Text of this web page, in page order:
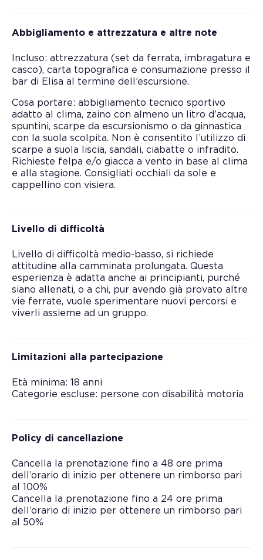
Abbigliamento e attrezzatura e altre note
Incluso: attrezzatura (set da ferrata, imbragatura e
casco), carta topografica e consumazione presso il
bar di Elisa al termine dell’escursione.
Cosa portare: abbigliamento tecnico sportivo
adatto al clima, zaino con almeno un litro d’acqua,
spuntini, scarpe da escursionismo o da ginnastica
con la suola scolpita. Non è consentito l’utilizzo di
scarpe a suola liscia, sandali, ciabatte o infradito.
Richieste felpa e/o giacca a vento in base al clima
e alla stagione. Consigliati occhiali da sole e
cappellino con visiera.
Livello di difficoltà
Livello di difficoltà medio-basso, si richiede
attitudine alla camminata prolungata. Questa
esperienza è adatta anche ai principianti, purché
siano allenati, o a chi, pur avendo già provato altre
vie ferrate, vuole sperimentare nuovi percorsi e
viverli assieme ad un gruppo.
Limitazioni alla partecipazione
Età minima: 18 anni
Categorie escluse: persone con disabilità motoria
Policy di cancellazione
Cancella la prenotazione fino a 48 ore prima
dell’orario di inizio per ottenere un rimborso pari
al 100%
Cancella la prenotazione fino a 24 ore prima
dell’orario di inizio per ottenere un rimborso pari
al 50%